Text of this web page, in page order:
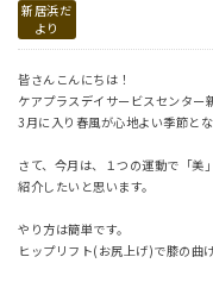
新居浜だ
より
皆さんこんにちは！
ケアプラスデイサービスセンタ
3月に入り春風が心地よい季節と
さて、今月は、１つの運動で「美
紹介したいと思います。
やり方は簡単です。
ヒップリフト(お尻上げ)で膝の曲